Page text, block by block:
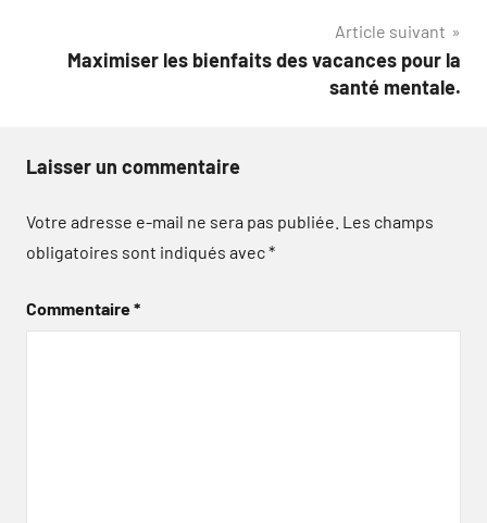
Article suivant
Maximiser les bienfaits des vacances pour la
santé mentale.
Laisser un commentaire
Votre adresse e-mail ne sera pas publiée. Les champs
obligatoires sont indiqués avec*
Commentaire*